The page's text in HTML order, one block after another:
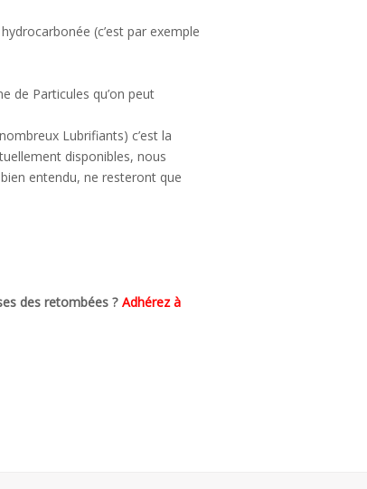
(c’est par exemple
de Particules qu’on peut
Lubrifiants) c’est la
disponibles, nous
entendu, ne resteront que
des retombées ? Adhérez à